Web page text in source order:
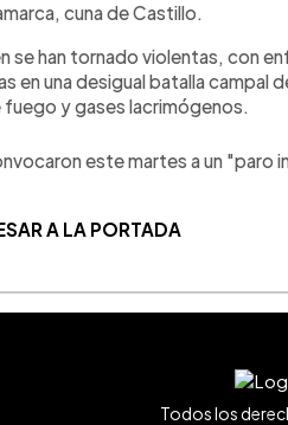
cuna de Castillo.
se han tornado violentas, con
en una desigual batalla campal
y gases lacrimógenos.
este martes a un "paro
A LA PORTADA
Todos los